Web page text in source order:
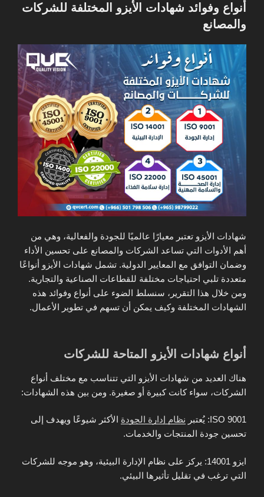
فيأنواع وفوائد شهادات الأيزو المختلفة للشركات
والمصانع
شهادات الأيزو تعتبر معيارًا عالميًا للجودة والفعالية، وهي من
أهم الأدوات التي تساعد الشركات والمصانع على تحسين الأداء
وضمان التوافق مع المعايير الدولية. تشمل شهادات الأيزو أنواعًا
متعددة تلبي احتياجات مختلفة للقطاعات الصناعية والتجارية.
ومن خلال هذا التقرير، سنسلط الضوء على أنواع وفوائد هذه
الشهادات المختلفة وكيف يمكن أن تسهم في تطوير الأعمال.
أنواع شهادات الأيزو المتاحة للشركات
هناك العديد من شهادات الأيزو التي تتناسب مع مختلف أنواع
الشركات، سواء كانت كبيرة أو صغيرة. ومن بين هذه الشهادات:
ISO 9001: يُعتبر نظام إدارة الجودة الأكثر شيوعًا ويهدف إلى
تحسين جودة المنتجات والخدمات.
ايزو 14001: يركز على نظام الإدارة البيئية، وهو موجه للشركات
التي ترغب في تقليل تأثيرها البيئي.